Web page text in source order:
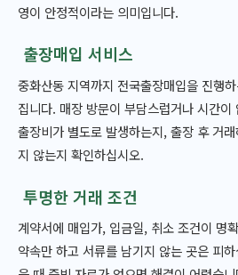
영이 안정적이라는 의미입니다.
출장매입 서비스
중화산동 지역까지 전국출장매입을 진행
집니다. 매장 방문이 부담스럽거나 시간
출장비가 별도로 발생하는지, 출장 후 거
지 않는지 확인하십시오.
투명한 거래 조건
계약서에 매입가, 입금일, 취소 조건이 명
약속만 하고 서류를 남기지 않는 곳은 피